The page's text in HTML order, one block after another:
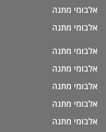
אלבומי מתנה
אלבומי מתנה
אלבומי מתנה
אלבומי מתנה
אלבומי מתנה
אלבומי מתנה
אלבומי מתנה